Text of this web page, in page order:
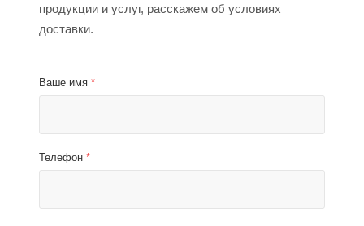
продукции и услуг, расскажем об условиях
доставки.
Ваше имя *
Телефон *